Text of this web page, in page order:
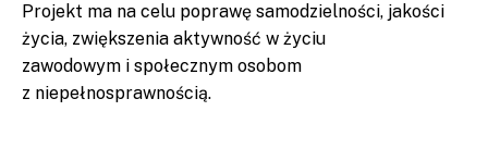
Projekt ma na celu poprawę samodzielności, jakości
życia, zwiększenia aktywność w życiu
zawodowym i społecznym osobom
z niepełnosprawnością.